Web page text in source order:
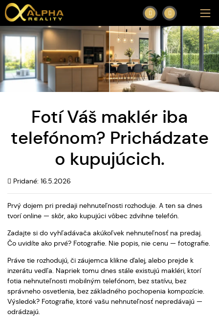
Fotí Váš maklér iba
telefónom? Prichádzate
o kupujúcich.
Pridané: 16.5.2026
Prvý dojem pri predaji nehnuteľnosti rozhoduje. A ten sa dnes
tvorí online — skôr, ako kupujúci vôbec zdvihne telefón.
Zadajte si do vyhľadávača akúkoľvek nehnuteľnosť na predaj.
Čo uvidíte ako prvé? Fotografie. Nie popis, nie cenu — fotografie.
Práve tie rozhodujú, či záujemca klikne ďalej, alebo prejde k
inzerátu vedľa. Napriek tomu dnes stále existujú makléri, ktorí
fotia nehnuteľnosti mobilným telefónom, bez statívu, bez
správneho osvetlenia, bez základného pochopenia kompozície.
Výsledok? Fotografie, ktoré vašu nehnuteľnosť nepredávajú —
odrádzajú.